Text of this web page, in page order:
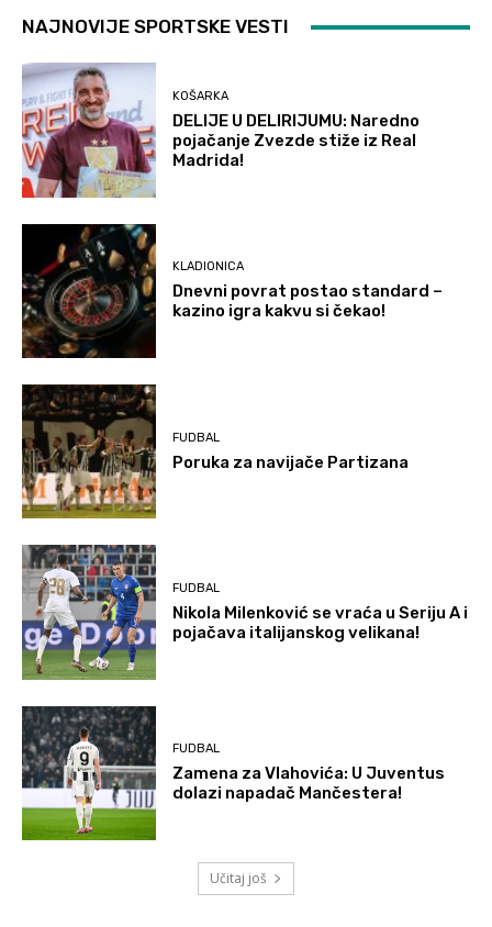
NAJNOVIJE SPORTSKE VESTI
KOŠARKA
DELIJE U DELIRIJUMU: Naredno
pojačanje Zvezde stiže iz Real
Madrida!
KLADIONICA
Dnevni povrat postao standard –
kazino igra kakvu si čekao!
FUDBAL
Poruka za navijače Partizana
FUDBAL
Nikola Milenković se vraća u Seriju A i
pojačava italijanskog velikana!
FUDBAL
Zamena za Vlahovića: U Juventus
dolazi napadač Mančestera!
Učitaj još